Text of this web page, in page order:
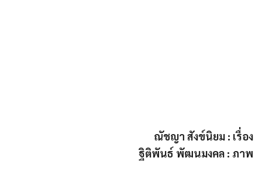
ณัชญา สังข์นิยม : เรื่อง
ฐิติพันธ์ พัฒนมงคล : ภาพ